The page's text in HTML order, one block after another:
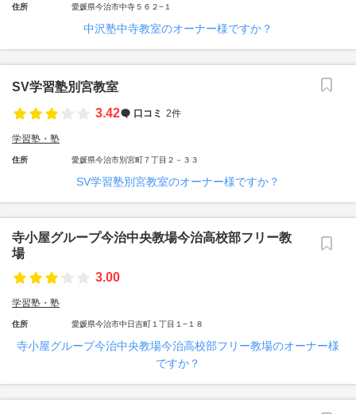
住所 愛媛県今治市中寺５６２−１
中沢塾中寺教室のオーナー様ですか？
SV学習塾別宮教室
3.42
口コミ 2件
学習塾・塾
住所 愛媛県今治市別宮町７丁目２－３３
SV学習塾別宮教室のオーナー様ですか？
寺小屋グループ今治中央教場今治高校部フリー教
場
3.00
学習塾・塾
住所 愛媛県今治市中日吉町１丁目１−１８
寺小屋グループ今治中央教場今治高校部フリー教場のオーナー様
ですか？